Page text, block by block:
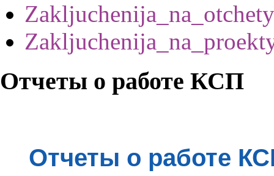
Отчеты о работе КСП
Отчеты о работе